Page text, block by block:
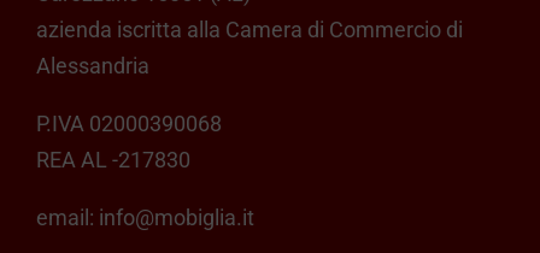
azienda iscritta alla Camera di Commercio di
Alessandria
P.IVA 02000390068
REA AL -217830
email: info@mobiglia.it